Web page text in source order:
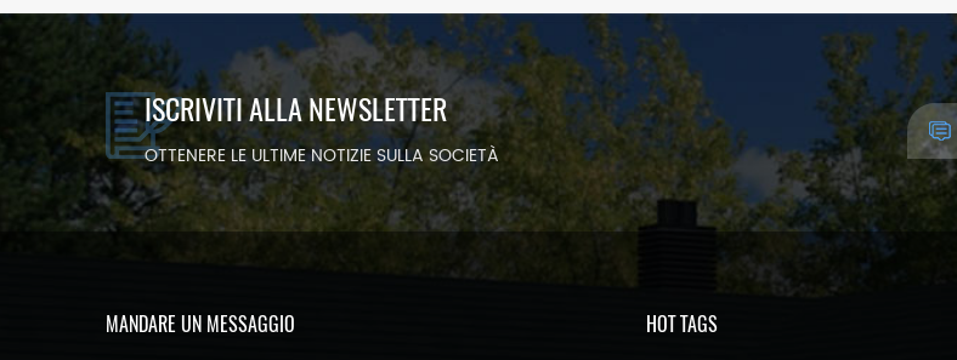
ISCRIVITI ALLA NEWSLETTER
OTTENERE LE ULTIME NOTIZIE SULLA SOCIETÀ
MANDARE UN MESSAGGIO HOT TAGS